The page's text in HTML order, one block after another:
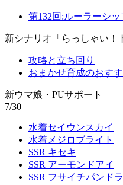
第132回:ルーラーシ
新シナリオ「らっしゃい！
攻略と立ち回り
おまかせ育成のおす
新ウマ娘・PUサポート
7/30
水着セイウンスカイ
水着メジロブライト
SSR キセキ
SSR アーモンドアイ
SSR フサイチパンドラ